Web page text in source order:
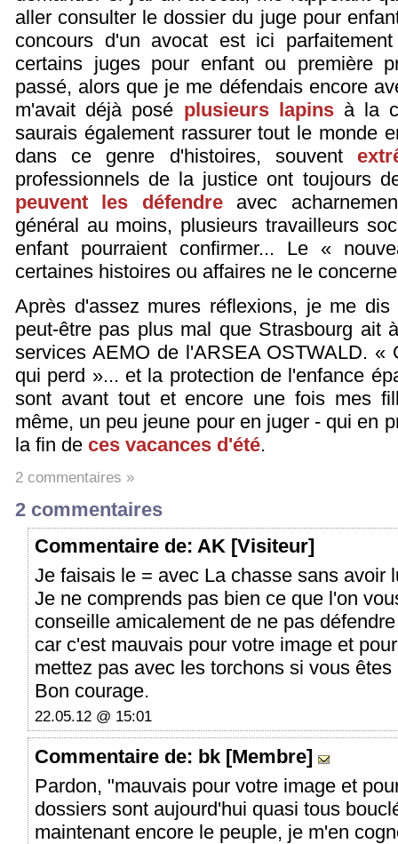
aller consulter le dossier du juge pour
concours d'un avocat est ici
certains juges pour enfant ou première
passé, alors que je me défendais encore
m'avait déjà posé plusieurs lapinsà la
saurais également rassurer tout le monde
dans ce genre d'histoires, souvent
professionnels de la justice ont toujours
peuvent les défendreavec
général au moins, plusieurs travailleurs
enfant pourraient confirmer... Le «
certaines histoires ou affaires ne le
Après d'assez mures réflexions, je me
peut-être pas plus mal que Strasbourg ait
services AEMO de l'ARSEA OSTWALD. «
qui perd »... et la protection de l'enfance
sont avant tout et encore une fois mes
même, un peu jeune pour en juger - qui en
la fin de ces vacances d'été.
2 commentaires »
2 commentaires
Commentaire de: AK [Visiteur]
Je faisais le = avec La chasse sans avoir
Je ne comprends pas bien ce que l'on
conseille amicalement de ne pas
car c'est mauvais pour votre image et
mettez pas avec les torchons si vous
Bon courage.
22.05.12 @ 15:01
Commentaire de: bk [Membre]
Pardon, "mauvais pour votre image et
dossiers sont aujourd'hui quasi tous
maintenant encore le peuple, je m'en